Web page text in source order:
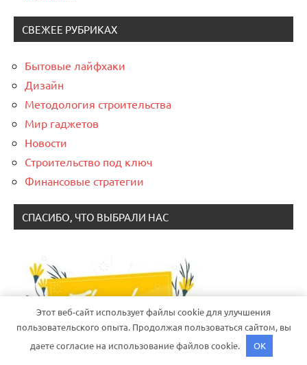
СВЕЖЕЕ РУБРИКАХ
Бытовые лайфхаки
Дизайн
Методология строительства
Мир гаджетов
Новости
Строительство под ключ
Финансовые стратегии
СПАСИБО, ЧТО ВЫБРАЛИ НАС
Этот веб-сайт использует файлы cookie для улучшения
пользовательского опыта. Продолжая пользоваться сайтом, вы
даете согласие на использование файлов cookie.
OK